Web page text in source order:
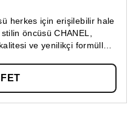
herkes için erişilebilir hale
öncüsü CHANEL,
ve yenilikçi formülleri
Cilt bakım, makyaj ve
ayrıcalığını keşfedin!